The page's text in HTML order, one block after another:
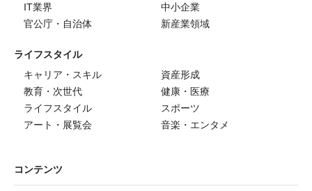
IT業界
中小企業
官公庁・自治体
新産業領域
ライフスタイル
キャリア・スキル
資産形成
教育・次世代
健康・医療
ライフスタイル
スポーツ
アート・展覧会
音楽・エンタメ
コンテンツ